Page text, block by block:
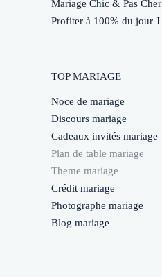
Mariage Chic & Pas Cher
Profiter à 100% du jour J
TOP MARIAGE
Noce de mariage
Discours mariage
Cadeaux invités mariage
Plan de table mariage
Theme mariage
Crédit mariage
Photographe mariage
Blog mariage